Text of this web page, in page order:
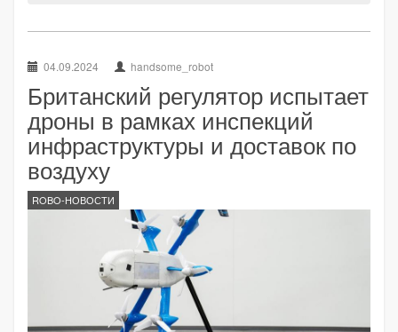
04.09.2024 handsome_robot
Британский регулятор испытает
дроны в рамках инспекций
инфраструктуры и доставок по
воздуху
ROBO-НОВОСТИ